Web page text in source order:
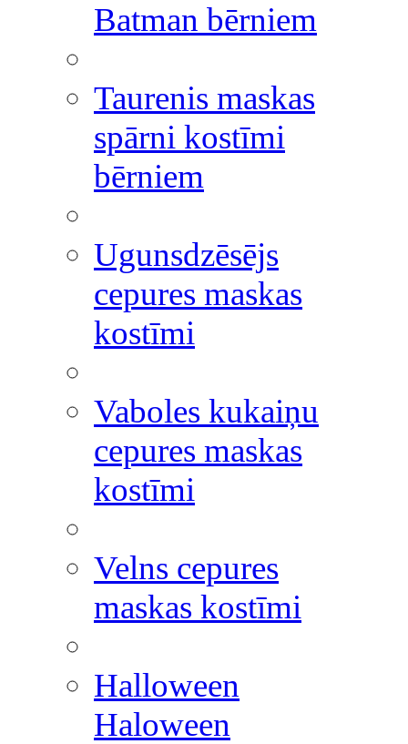
Batman bērniem
Taurenis maskas
spārni kostīmi
bērniem
Ugunsdzēsējs
cepures maskas
kostīmi
Vaboles kukaiņu
cepures maskas
kostīmi
Velns cepures
maskas kostīmi
Halloween
Haloween